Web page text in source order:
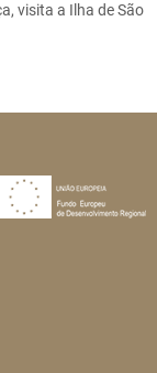
visita a Ilha de São